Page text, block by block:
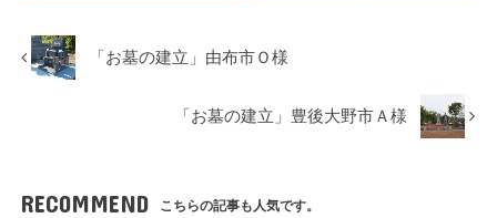
「お墓の建立」由布市Ｏ様
「お墓の建立」豊後大野市Ａ様
RECOMMEND こちらの記事も人気です。